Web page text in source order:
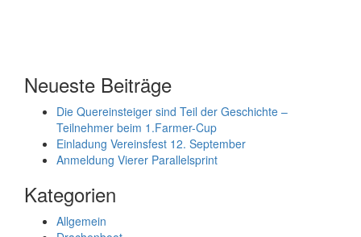
Neueste Beiträge
Die Quereinsteiger sind Teil der Geschichte –
Teilnehmer beim 1.Farmer-Cup
Einladung Vereinsfest 12. September
Anmeldung Vierer Parallelsprint
Kategorien
Allgemein